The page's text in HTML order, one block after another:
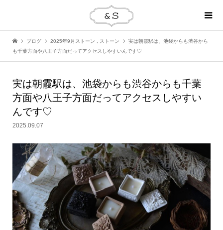
ブログ 2025年9月ストーン ストーン
実は朝霞駅は、池袋からも渋谷から
も千葉方面や八王子方面だってアクセスしやすいんです♡
実は朝霞駅は、池袋からも渋谷からも千葉
方面や八王子方面だってアクセスしやすい
んです♡
2025.09.07